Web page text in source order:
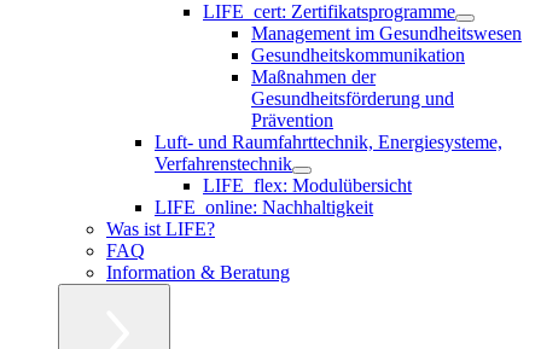
LIFE_cert: Zertifikatsprogramme
Management im Gesundheitswesen
Gesundheitskommunikation
Maßnahmen der
Gesundheitsförderung und
Prävention
Luft- und Raumfahrttechnik, Energiesysteme,
Verfahrenstechnik
LIFE_flex: Modulübersicht
LIFE_online: Nachhaltigkeit
Was ist LIFE?
FAQ
Information & Beratung